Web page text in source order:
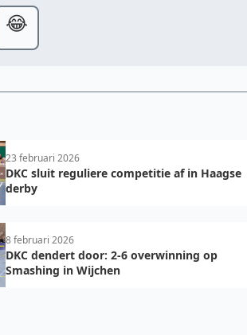
😂
23 februari 2026
DKC sluit reguliere competitie af in Haagse
derby
8 februari 2026
DKC dendert door: 2-6 overwinning op
Smashing in Wijchen